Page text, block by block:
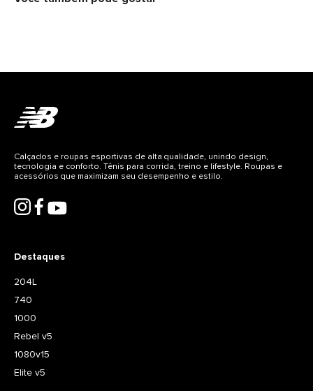
Detalhes do produto
10% GEL 10% TPU
Destaques
204L
740
1000
Rebel v5
1080v15
Elite v5
Calçados e roupas esportivas de alta qualidade, unindo design,
tecnologia e conforto. Tênis para corrida, treino e lifestyle. Roupas e
acessórios que maximizam seu desempenho e estilo.